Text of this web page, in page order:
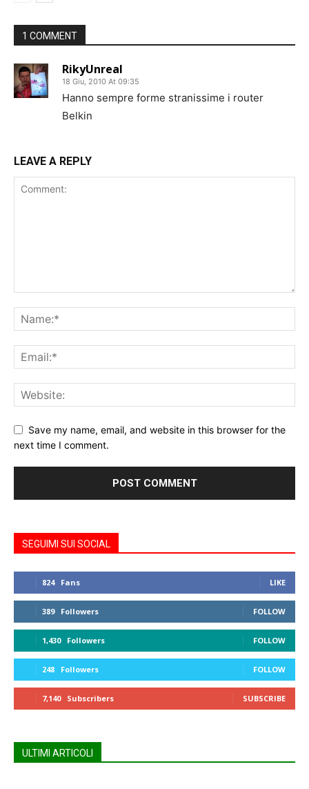
1 COMMENT
RikyUnreal
18 Giu, 2010 At 09:35
Hanno sempre forme stranissime i router
Belkin
LEAVE A REPLY
Save my name, email, and website in this browser for the
next time I comment.
SEGUIMI SUI SOCIAL
824 Fans LIKE
389 Followers FOLLOW
1,430 Followers FOLLOW
248 Followers FOLLOW
7,140 Subscribers SUBSCRIBE
ULTIMI ARTICOLI